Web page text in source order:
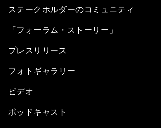
ステークホルダーのコミュニティ
「フォーラム・ストーリー」
プレスリリース
フォトギャラリー
ビデオ
ポッドキャスト